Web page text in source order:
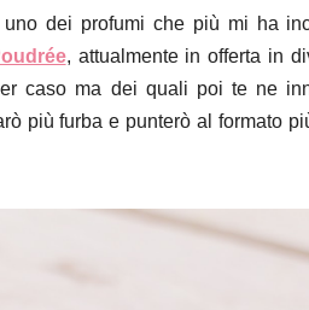
dei profumi che più mi ha
, attualmente in offerta in
caso ma dei quali poi te ne
più furba e punterò al formato